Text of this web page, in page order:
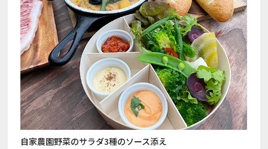
自家農園野菜のサラダ3種のソース添え